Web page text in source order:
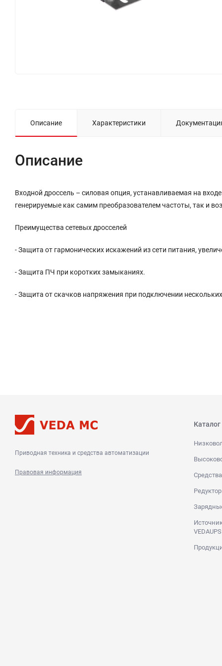
Описание Характеристики
Описание
Входной дроссель – силовая опция, устанавливаемая на
генерируемые как самим преобразователем частоты, так и
Преимущества сетевых дросселей
- Защита от гармонических искажений из сети питания,
- Защита ПЧ при коротких замыканиях.
- Защита от скачков напряжения при подключении
Приводная техника и средства автоматизации
Правовая информация
VEDAUPS